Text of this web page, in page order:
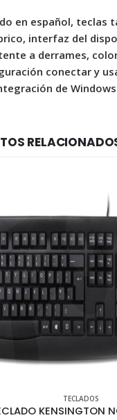
en español, teclas
interfaz del
a derrames,
conectar y
de
ACCESORIOS PARA